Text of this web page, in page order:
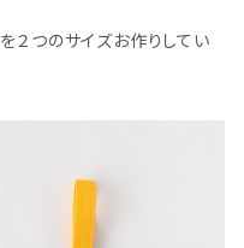
つのサイズお作りしてい